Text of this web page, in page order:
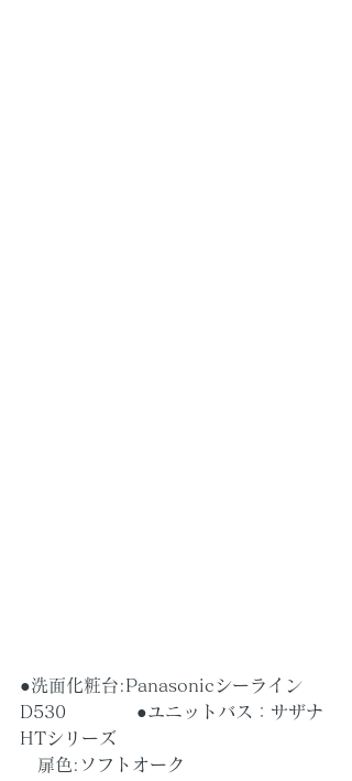
●洗面化粧台:Panasonicシーライン
D530　　　　●ユニットバス：サザナ
HTシリーズ
扉色:ソフトオーク